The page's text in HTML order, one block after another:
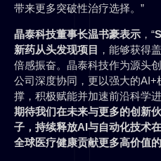
带来更多突破性治疗选择。”
晶泰科技董事长温书豪表示 ，“
新药从头发现项目 ，能够获得
倍感振奋。晶泰科技作为源头
公司深度协同，更以强大的
撑，积极赋能并加速前沿科学
期待我们在未来与更多的创新
子， 持续释放AI与自动化技术
全球医疗健康贡献更多高价值的